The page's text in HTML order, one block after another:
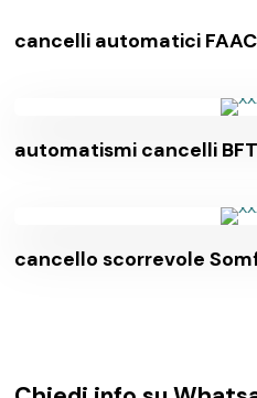
cancelli automatici
automatismi cancelli
cancello scorrevole